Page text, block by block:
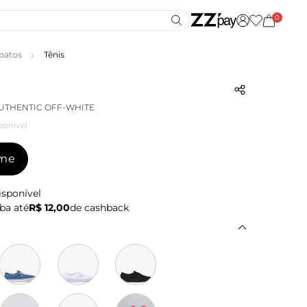
0
Tênis
OFF-WHITE
atéR$ 12,00de cashback